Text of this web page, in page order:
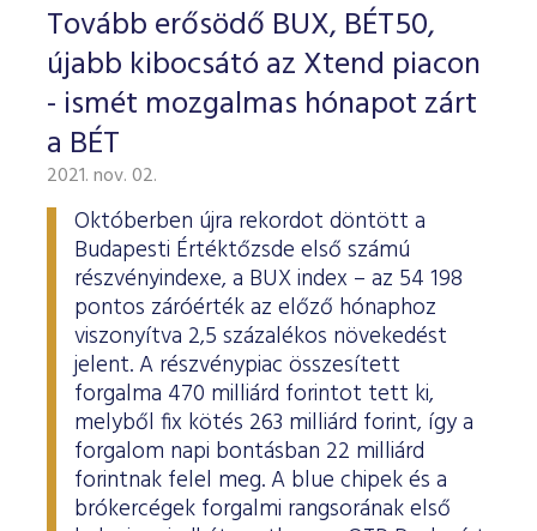
Tovább erősödő BUX, BÉT50,
újabb kibocsátó az Xtend piacon
- ismét mozgalmas hónapot zárt
a BÉT
2021. nov. 02.
Októberben újra rekordot döntött a
Budapesti Értéktőzsde első számú
részvényindexe, a BUX index – az 54 198
pontos záróérték az előző hónaphoz
viszonyítva 2,5 százalékos növekedést
jelent. A részvénypiac összesített
forgalma 470 milliárd forintot tett ki,
melyből fix kötés 263 milliárd forint, így a
forgalom napi bontásban 22 milliárd
forintnak felel meg. A blue chipek és a
brókercégek forgalmi rangsorának első